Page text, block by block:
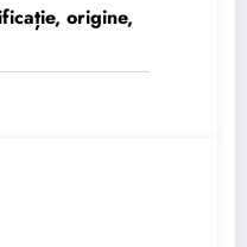
origine,